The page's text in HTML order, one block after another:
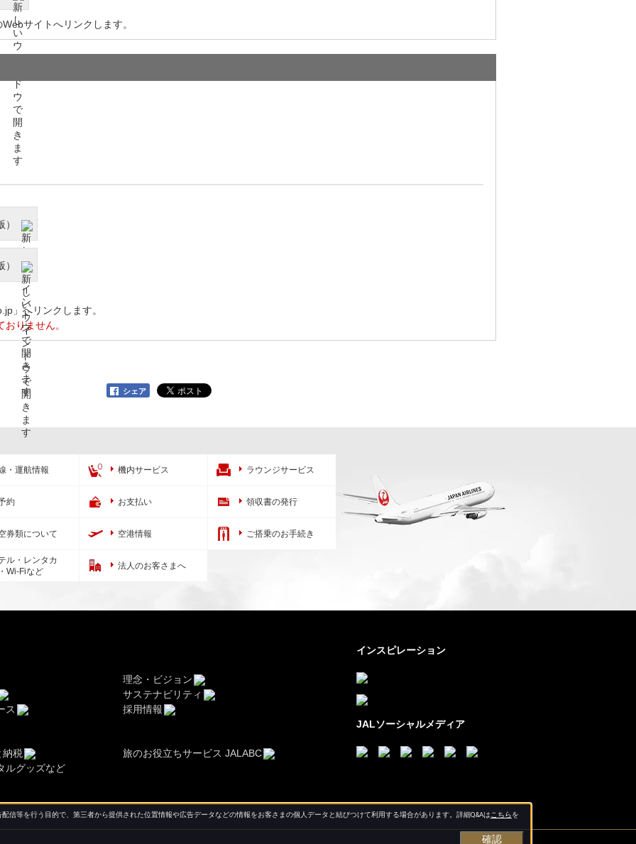
サイトへリンクします。
」へリンクします。
りません。
シェア
・運航情報 機内サービス ラウンジサービス
約 お支払い 領収書の発行
券類について 空港情報 ご搭乗のお手続き
ル・レンタカ
Wi-Fiなど
法人のお客さまへ
理念・ビジョン
サステナビリティ
ス
採用情報
インスピレーション
納税
旅のお役立ちサービス JALABC
ルグッズなど
JALソーシャルメディア
信等を行う目的で、第三者から提供された位置情報や広告データなどの情報をお客さまの個人データと結びつけて利用する場合があります。詳細Q&Aは こちらを
確認